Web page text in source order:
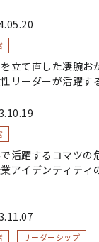
立て直した凄腕お
リーダーが活躍す
活躍するコマツの
アイデンティティ
リーダーシップ